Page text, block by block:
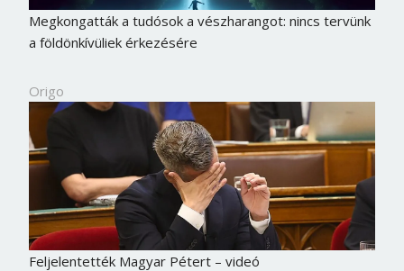
Megkongatták a tudósok a vészharangot: nincs tervünk
a földönkívüliek érkezésére
Origo
Feljelentették Magyar Pétert – videó